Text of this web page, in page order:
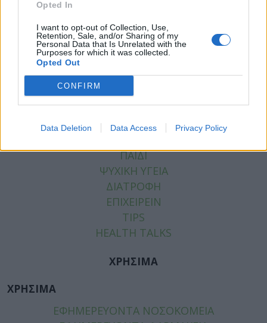
Opted In
I want to opt-out of Collection, Use,
Retention, Sale, and/or Sharing of my
Personal Data that Is Unrelated with the
Purposes for which it was collected.
Opted Out
CONFIRM
Data Deletion Data Access Privacy Policy
Facebook
Tags:ΑΠΟΣΜΗΤΙΚΟ,ΙΔΡΩΤΑΣ,ΜΑΣΧΑΛΕΣ
ΚΑΤΗΓΟΡΙΕΣ
ΕΙΔΗΣΕΙΣ
ΠΑΙΔΙ
ΨΥΧΙΚΗ ΥΓΕΙΑ
ΔΙΑΤΡΟΦΗ
ΕΠΙΧΕΙΡΕΙΝ
TIPS
HEALTH TALKS
ΧΡΗΣΙΜΑ
ΧΡΗΣΙΜΑ
ΕΦΗΜΕΡΕΥΟΝΤΑ ΝΟΣΟΚΟΜΕΙΑ